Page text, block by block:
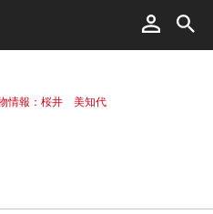
情報：桜井 美知代